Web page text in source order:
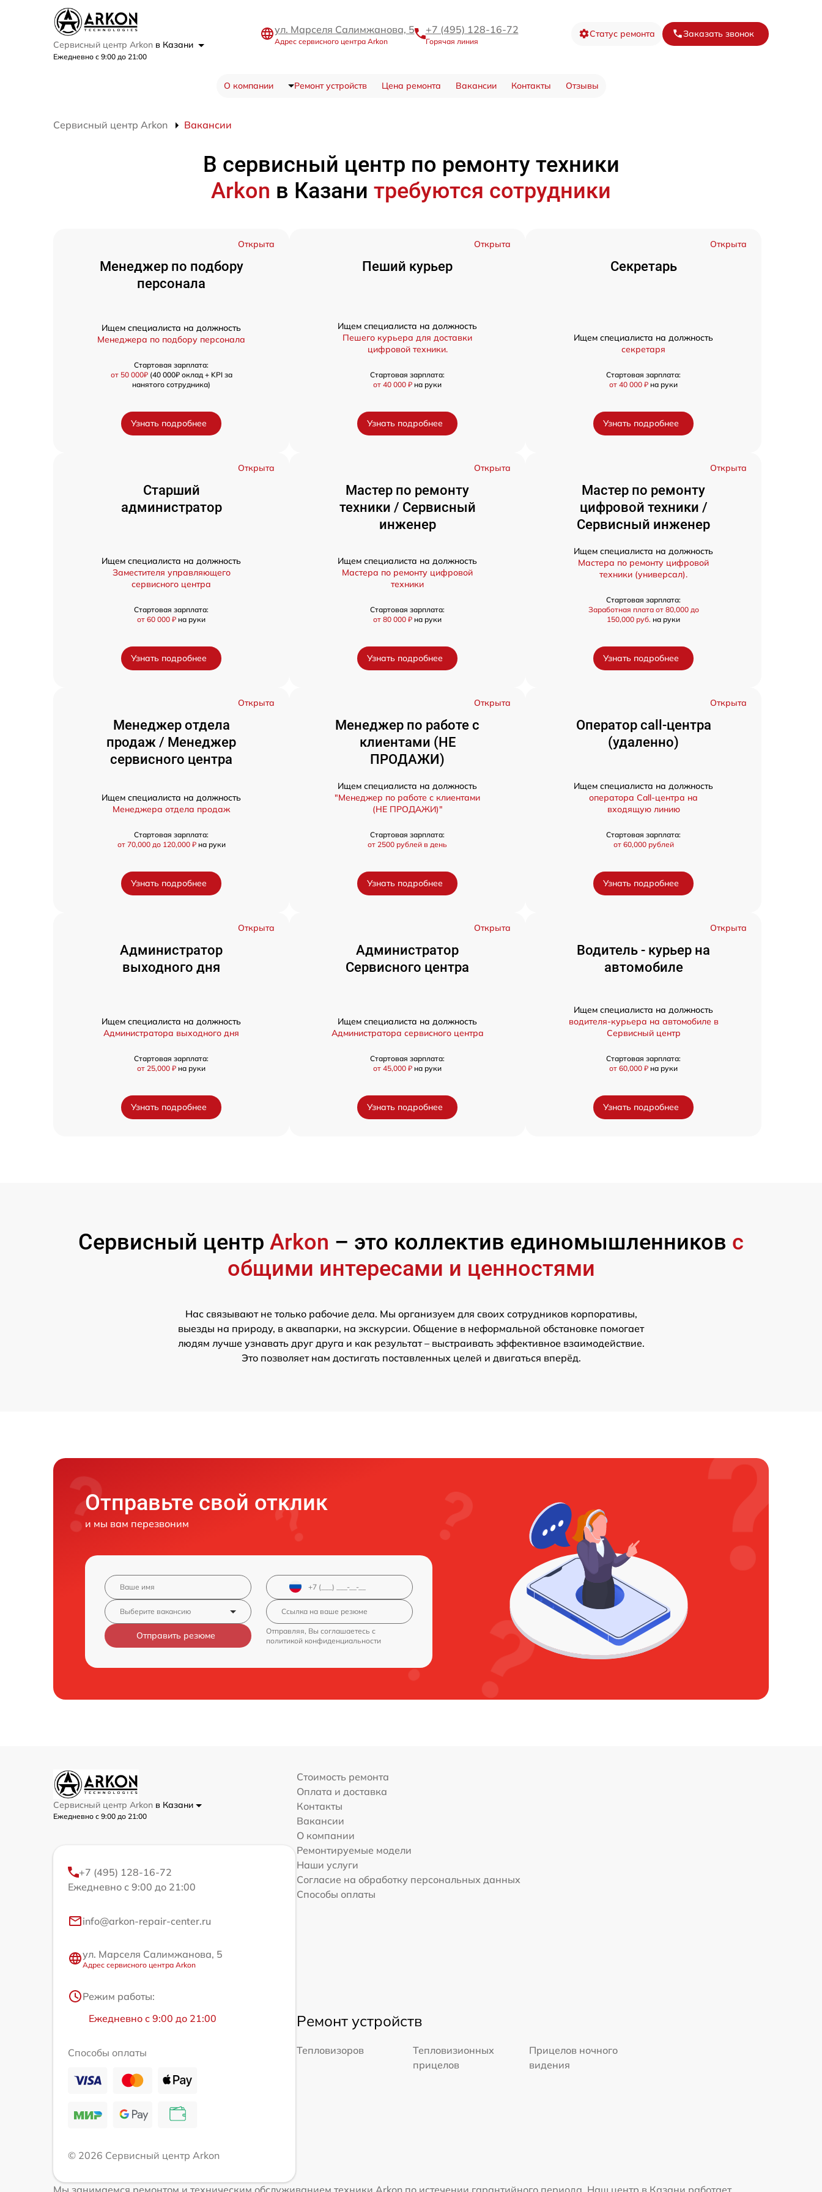
Сервисный центр Arkon в Казани
Ежедневно с 9:00 до 21:00
ул. Марселя Салимжанова, 5
Адрес сервисного центра Arkon
+7 (495) 128-16-72
Горячая линия
Статус ремонта Заказать звонок
О компании Ремонт устройств Цена ремонта Вакансии Контакты Отзывы
Сервисный центр Arkon Вакансии
В сервисный центр по ремонту техники
Arkon в Казани требуются сотрудники
Открыта
Менеджер по подбору
персонала
Ищем специалиста на должность
Менеджера по подбору персонала
Стартовая зарплата:
от 50 000₽(40 000₽ оклад + KPI за
нанятого сотрудника)
Узнать подробнее
Открыта
Пеший курьер
Ищем специалиста на должность
Пешего курьера для доставки
цифровой техники.
Стартовая зарплата:
от 40 000 ₽ на руки
Узнать подробнее
Открыта
Секретарь
Ищем специалиста на должность
секретаря
Стартовая зарплата:
от 40 000 ₽ на руки
Узнать подробнее
Открыта
Старший
администратор
Ищем специалиста на должность
Заместителя управляющего
сервисного центра
Стартовая зарплата:
от 60 000 ₽ на руки
Узнать подробнее
Открыта
Мастер по ремонту
техники / Сервисный
инженер
Ищем специалиста на должность
Мастера по ремонту цифровой
техники
Стартовая зарплата:
от 80 000 ₽ на руки
Узнать подробнее
Открыта
Мастер по ремонту
цифровой техники /
Сервисный инженер
Ищем специалиста на должность
Мастера по ремонту цифровой
техники (универсал).
Стартовая зарплата:
Заработная плата от 80,000 до
150,000 руб. на руки
Узнать подробнее
Открыта
Менеджер отдела
продаж / Менеджер
сервисного центра
Ищем специалиста на должность
Менеджера отдела продаж
Стартовая зарплата:
от 70,000 до 120,000 ₽ на руки
Узнать подробнее
Открыта
Менеджер по работе с
клиентами (НЕ
ПРОДАЖИ)
Ищем специалиста на должность
"Менеджер по работе с клиентами
(НЕ ПРОДАЖИ)"
Стартовая зарплата:
от 2500 рублей в день
Узнать подробнее
Открыта
Оператор call-центра
(удаленно)
Ищем специалиста на должность
оператора Call-центра на
входящую линию
Стартовая зарплата:
от 60,000 рублей
Узнать подробнее
Открыта
Администратор
выходного дня
Ищем специалиста на должность
Администратора выходного дня
Стартовая зарплата:
от 25,000 ₽ на руки
Узнать подробнее
Открыта
Администратор
Сервисного центра
Ищем специалиста на должность
Администратора сервисного центра
Стартовая зарплата:
от 45,000 ₽ на руки
Узнать подробнее
Открыта
Водитель - курьер на
автомобиле
Ищем специалиста на должность
водителя-курьера на автомобиле в
Сервисный центр
Стартовая зарплата:
от 60,000 ₽ на руки
Узнать подробнее
Сервисный центр Arkon – это коллектив единомышленников с
общими интересами и ценностями
Нас связывают не только рабочие дела. Мы организуем для своих сотрудников корпоративы,
выезды на природу, в аквапарки, на экскурсии. Общение в неформальной обстановке помогает
людям лучше узнавать друг друга и как результат – выстраивать эффективное взаимодействие.
Это позволяет нам достигать поставленных целей и двигаться вперёд.
Отправьте свой отклик
и мы вам перезвоним
Отправить резюме
Отправляя, Вы соглашаетесь с
политикой конфиденциальности
Сервисный центр Arkon в Казани
Ежедневно с 9:00 до 21:00
+7 (495) 128-16-72
Ежедневно с 9:00 до 21:00
info@arkon-repair-center.ru
ул. Марселя Салимжанова, 5
Адрес сервисного центра Arkon
Режим работы:
Ежедневно с 9:00 до 21:00
Способы оплаты
© 2026 Сервисный центр Arkon
Стоимость ремонта
Оплата и доставка
Контакты
Вакансии
О компании
Ремонтируемые модели
Наши услуги
Согласие на обработку персональных данных
Способы оплаты
Ремонт устройств
Тепловизоров
Тепловизионных
прицелов
Прицелов ночного
видения
Мы занимаемся ремонтом и техническим обслуживанием техники Arkon по истечении гарантийного периода. Наш центр в Казани работает